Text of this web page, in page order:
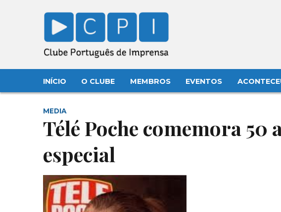
INÍCIO O CLUBE MEMBROS EVENTOS
MEDIA
Télé Poche comemora 50
especial